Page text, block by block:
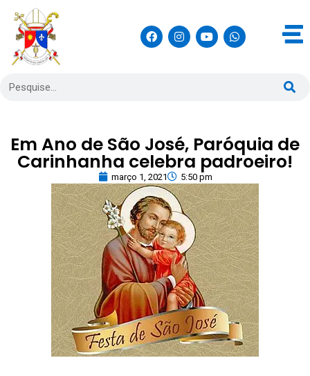
Em Ano de São José, Paróquia de
Carinhanha celebra padroeiro!
março 1, 2021 5:50 pm